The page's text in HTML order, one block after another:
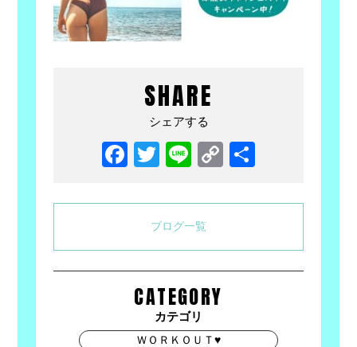
SHARE
シェアする
Facebook
Twitter
LineCopy
ブログ一覧
CATEGORY
カテゴリ
ＷＯＲＫＯＵＴ♥